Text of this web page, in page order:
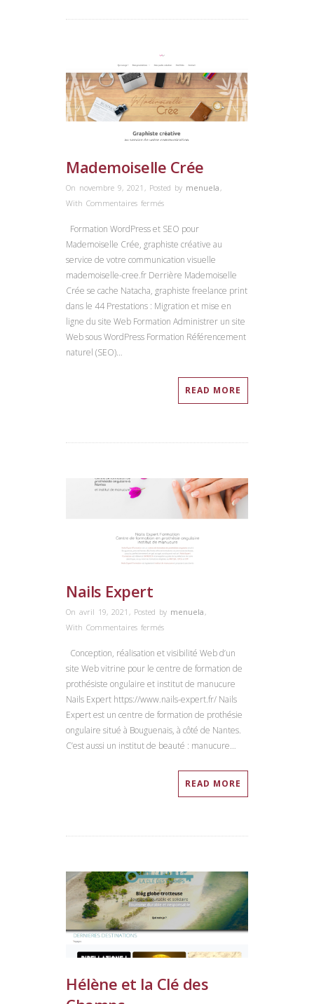
Mademoiselle Crée
On novembre 9, 2021 , Posted by menuela ,
With Commentaires ferméssur
Crée
Formation WordPress et SEO pour
Mademoiselle Crée, graphiste créative au
service de votre communication visuelle
mademoiselle-cree.fr Derrière Mademoiselle
Crée se cache Natacha, graphiste freelance print
dans le 44 Prestations : Migration et mise en
ligne du site Web Formation Administrer un site
Web sous WordPress Formation Référencement
naturel (SEO)…
READ MORE
Nails Expert
On avril 19, 2021 , Posted by menuela ,
With Commentaires ferméssur
Expert
Conception, réalisation et visibilité Web d’un
site Web vitrine pour le centre de formation de
prothésiste ongulaire et institut de manucure
Nails Expert https://www.nails-expert.fr/ Nails
Expert est un centre de formation de prothésie
ongulaire situé à Bouguenais, à côté de Nantes.
C’est aussi un institut de beauté : manucure…
READ MORE
Hélène et la Clé des